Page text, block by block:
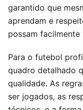
garantido que
aprendam e
possam
Para o futebol
quadro detalhado
qualidade. As
ser jogados, as